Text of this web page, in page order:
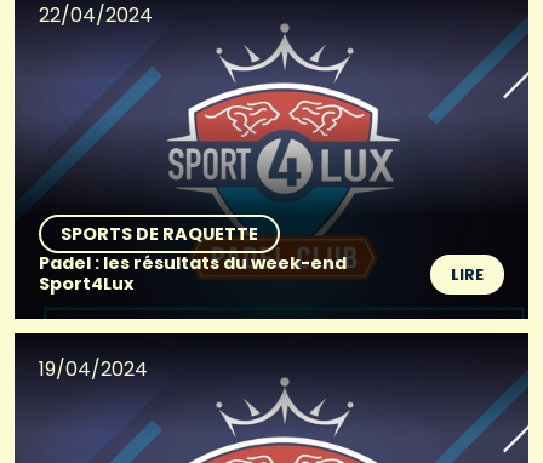
22/04/2024
SPORTS DE RAQUETTE
Padel : les résultats du week-end
Sport4Lux
LIRE
19/04/2024